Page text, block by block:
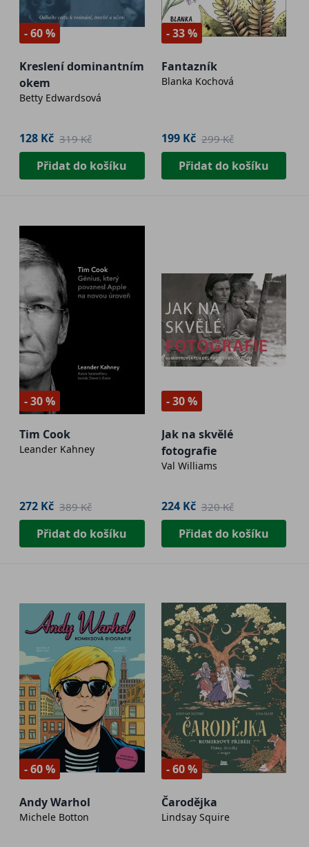
- 60 %
Kreslení dominantním
okem
Betty Edwardsová
128 Kč 319 Kč
Přidat do košíku
- 33 %
Fantazník
Blanka Kochová
199 Kč 299 Kč
Přidat do košíku
- 30 %
Tim Cook
Leander Kahney
272 Kč 389 Kč
Přidat do košíku
- 30 %
Jak na skvělé
fotografie
Val Williams
224 Kč 320 Kč
Přidat do košíku
- 60 %
Andy Warhol
Michele Botton
- 60 %
Čarodějka
Lindsay Squire